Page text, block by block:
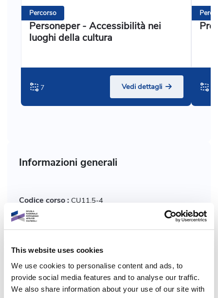
This website uses cookies
We use cookies to personalise content and ads, to
provide social media features and to analyse our traffic.
We also share information about your use of our site with
Percorso
Personeper - Accessibilità nei
luoghi della cultura
7 Vedi dettagli
Informazioni generali
Codice corso : CU11.5-4
Chi:Pastorini Anna Maria
Formato corso:Video
Programma:Dicolab